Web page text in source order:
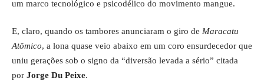
um marco tecnológico e psicodélico do movimento mangue.
E, claro, quando os tambores anunciaram o giro de Maracatu
Atômico, a lona quase veio abaixo em um coro ensurdecedor que
uniu gerações sob o signo da “diversão levada a sério” citada
por Jorge Du Peixe.